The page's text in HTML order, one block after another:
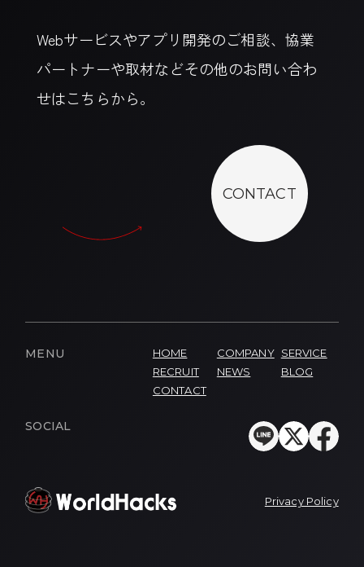
Webサービスやアプリ開発のご相談、協業
パートナーや取材などその他のお問い合わ
せはこちらから。
CONTACT
MENU HOME COMPANY SERVICE
RECRUIT
NEWS
BLOG
CONTACT
SOCIAL
Privacy Policy